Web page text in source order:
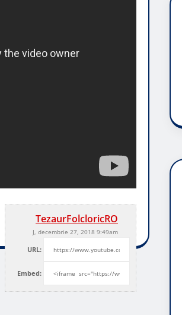
TezaurFolcloricRO
J, decembrie 27, 2018 9:49am
URL:
Embed: